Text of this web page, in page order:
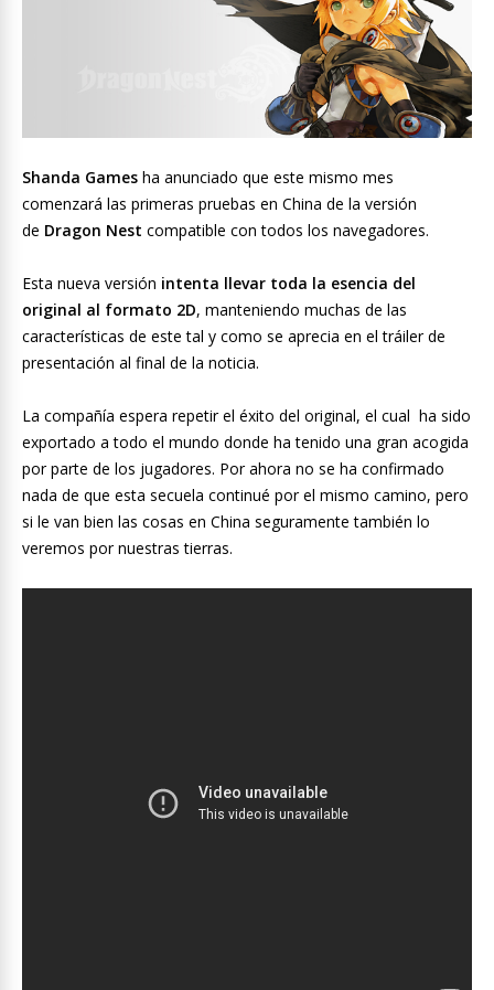
Shanda Games ha anunciado que este mismo mes
comenzará las primeras pruebas en China de la versión
de Dragon Nest compatible con todos los navegadores.
Esta nueva versión intenta llevar toda la esencia del
original al formato 2D, manteniendo muchas de las
características de este tal y como se aprecia en el tráiler de
presentación al final de la noticia.
La compañía espera repetir el éxito del original, el cual ha sido
exportado a todo el mundo donde ha tenido una gran acogida
por parte de los jugadores. Por ahora no se ha confirmado
nada de que esta secuela continué por el mismo camino, pero
si le van bien las cosas en China seguramente también lo
veremos por nuestras tierras.